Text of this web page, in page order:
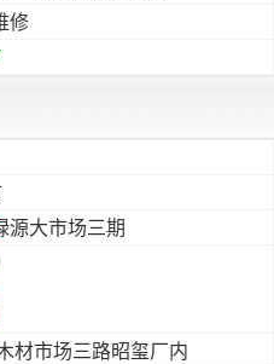
修
源大市场三期
材市场三路昭玺厂内